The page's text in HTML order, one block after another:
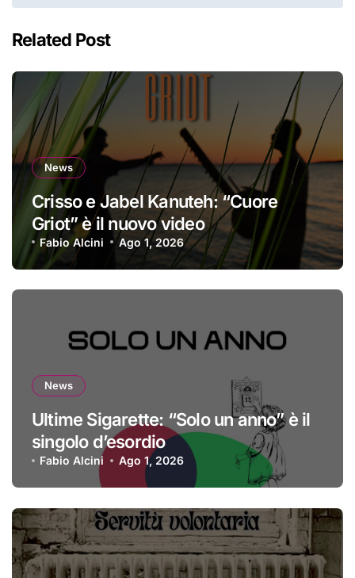
Related Post
News
Crisso e Jabel Kanuteh: “Cuore
Griot” è il nuovo video
Fabio Alcini Ago 1, 2026
News
Ultime Sigarette: “Solo un anno” è il
singolo d’esordio
Fabio Alcini Ago 1, 2026